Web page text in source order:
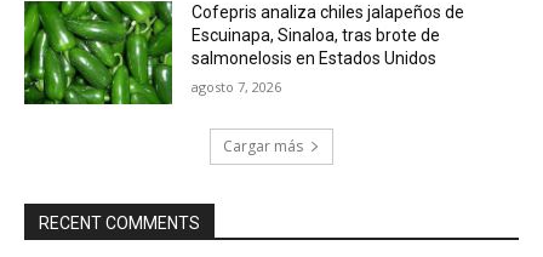
Cofepris analiza chiles jalapeños de
Escuinapa, Sinaloa, tras brote de
salmonelosis en Estados Unidos
agosto 7, 2026
Cargar más
RECENT COMMENTS